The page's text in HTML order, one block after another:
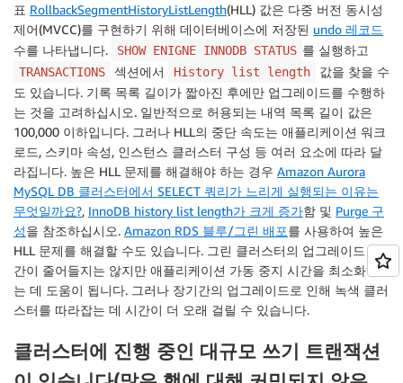
표 RollbackSegmentHistoryListLength(HLL) 값은 다중 버전 동시성
제어(MVCC)를 구현하기 위해 데이터베이스에 저장된 undo 레코드
수를 나타냅니다.
SHOW ENIGNE INNODB STATUS 를 실행하고
TRANSACTIONS 섹션에서 History list length
값을 찾을 수
도 있습니다. 기록 목록 길이가 짧아진 후에만 업그레이드를 수행하
는 것을 고려하십시오. 일반적으로 허용되는 내역 목록 길이 값은
100,000 이하입니다. 그러나 HLL의 중단 속도는 애플리케이션 워크
로드, 스키마 속성, 인스턴스 클러스터 구성 등 여러 요소에 따라 달
라집니다. 높은 HLL 문제를 해결해야 하는 경우 Amazon Aurora
MySQL DB 클러스터에서 SELECT 쿼리가 느리게 실행되는 이유는
무엇일까요?, InnoDB history list length가 크게 증가함 및 Purge 구
성을 참조하십시오. Amazon RDS 블루/그린 배포를 사용하여 높은
HLL 문제를 해결할 수도 있습니다. 그린 클러스터의 업그레이드 시
간이 줄어들지는 않지만 애플리케이션 가동 중지 시간을 최소화하
는 데 도움이 됩니다. 그러나 장기간의 업그레이드로 인해 녹색 클러
스터를 따라잡는 데 시간이 더 오래 걸릴 수 있습니다.
클러스터에 진행 중인 대규모 쓰기 트랜잭션